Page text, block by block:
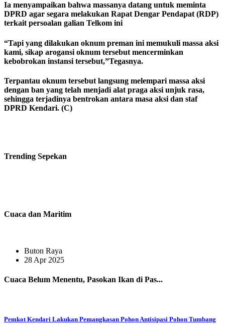
Ia menyampaikan bahwa massanya datang untuk meminta
DPRD agar segara melakukan Rapat Dengar Pendapat (RDP)
terkait persoalan galian Telkom ini
“Tapi yang dilakukan oknum preman ini memukuli massa aksi
kami, sikap arogansi oknum tersebut mencerminkan
kebobrokan instansi tersebut,”Tegasnya.
Terpantau oknum tersebut langsung melempari massa aksi
dengan ban yang telah menjadi alat praga aksi unjuk rasa,
sehingga terjadinya bentrokan antara masa aksi dan staf
DPRD Kendari. (C)
Trending Sepekan
Cuaca dan Maritim
Buton Raya
28 Apr 2025
Cuaca Belum Menentu, Pasokan Ikan di Pas...
Pemkot Kendari Lakukan Pemangkasan Pohon Antisipasi Pohon Tumbang